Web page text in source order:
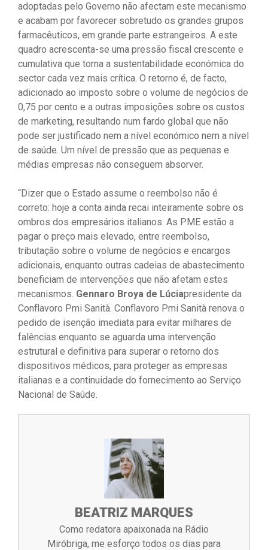
adoptadas pelo Governo não afectam este mecanismo
e acabam por favorecer sobretudo os grandes grupos
farmacêuticos, em grande parte estrangeiros. A este
quadro acrescenta-se uma pressão fiscal crescente e
cumulativa que torna a sustentabilidade económica do
sector cada vez mais crítica. O retorno é, de facto,
adicionado ao imposto sobre o volume de negócios de
0,75 por cento e a outras imposições sobre os custos
de marketing, resultando num fardo global que não
pode ser justificado nem a nível económico nem a nível
de saúde. Um nível de pressão que as pequenas e
médias empresas não conseguem absorver.
“Dizer que o Estado assume o reembolso não é
correto: hoje a conta ainda recai inteiramente sobre os
ombros dos empresários italianos. As PME estão a
pagar o preço mais elevado, entre reembolso,
tributação sobre o volume de negócios e encargos
adicionais, enquanto outras cadeias de abastecimento
beneficiam de intervenções que não afetam estes
mecanismos. Gennaro Broya de Lúciapresidente da
Conflavoro Pmi Sanità. Conflavoro Pmi Sanità renova o
pedido de isenção imediata para evitar milhares de
falências enquanto se aguarda uma intervenção
estrutural e definitiva para superar o retorno dos
dispositivos médicos, para proteger as empresas
italianas e a continuidade do fornecimento ao Serviço
Nacional de Saúde.
BEATRIZ MARQUES
Como redatora apaixonada na Rádio
Miróbriga, me esforço todos os dias para